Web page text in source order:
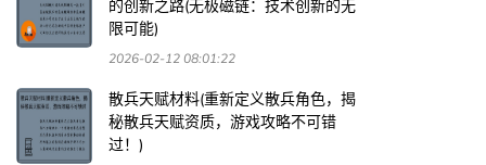
的创新之路(无极磁链：技术创新的无
限可能)
2026-02-12 08:01:22
散兵天赋材料(重新定义散兵角色，揭
秘散兵天赋资质，游戏攻略不可错
过！)